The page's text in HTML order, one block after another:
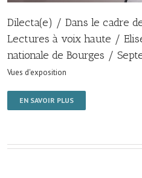
Dilecta(e) / Dans le cadre
Lectures à voix haute /
nationale de Bourges /
Vues d'exposition
EN SAVOIR PLUS